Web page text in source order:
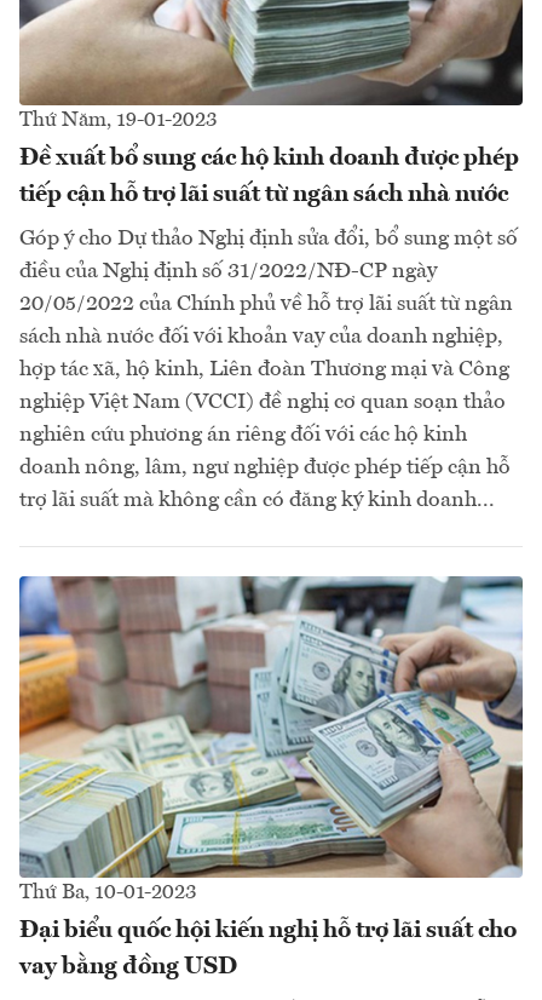
Thứ Năm, 19-01-2023
Đề xuất bổ sung các hộ kinh doanh được phép
tiếp cận hỗ trợ lãi suất từ ngân sách nhà nước
Góp ý cho Dự thảo Nghị định sửa đổi, bổ sung một số
điều của Nghị định số 31/2022/NĐ-CP ngày
20/05/2022 của Chính phủ về hỗ trợ lãi suất từ ngân
sách nhà nước đối với khoản vay của doanh nghiệp,
hợp tác xã, hộ kinh, Liên đoàn Thương mại và Công
nghiệp Việt Nam (VCCI) đề nghị cơ quan soạn thảo
nghiên cứu phương án riêng đối với các hộ kinh
doanh nông, lâm, ngư nghiệp được phép tiếp cận hỗ
trợ lãi suất mà không cần có đăng ký kinh doanh...
Thứ Ba, 10-01-2023
Đại biểu quốc hội kiến nghị hỗ trợ lãi suất cho
vay bằng đồng USD